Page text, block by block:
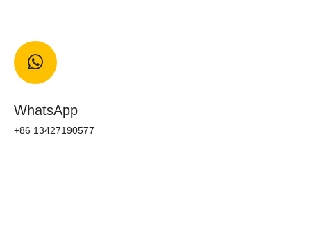
WhatsApp
+86 13427190577